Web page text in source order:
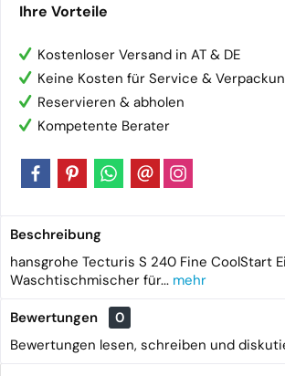
Ihre Vorteile
Kostenloser Versand in AT & DE
Keine Kosten für Service &
Reservieren & abholen
Kompetente Berater
Beschreibung
hansgrohe Tecturis S 240 Fine CoolStart
Waschtischmischer für... mehr
Bewertungen
0
Bewertungen lesen, schreiben und